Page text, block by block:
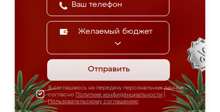
Желаемый бюджет
Отправить
Я соглашаюсь на передачу персональных данных
согласно Политике конфиденциальности
Пользовательскому соглашению